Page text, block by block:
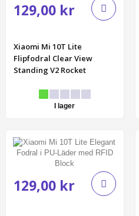
129,00 kr
Xiaomi Mi 10T Lite
Flipfodral Clear View
Standing V2 Rocket
I lager
129,00 kr